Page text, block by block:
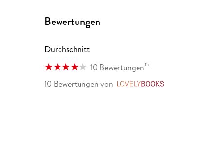
Bewertungen
Durchschnitt
10 Bewertungen15
10 Bewertungen von